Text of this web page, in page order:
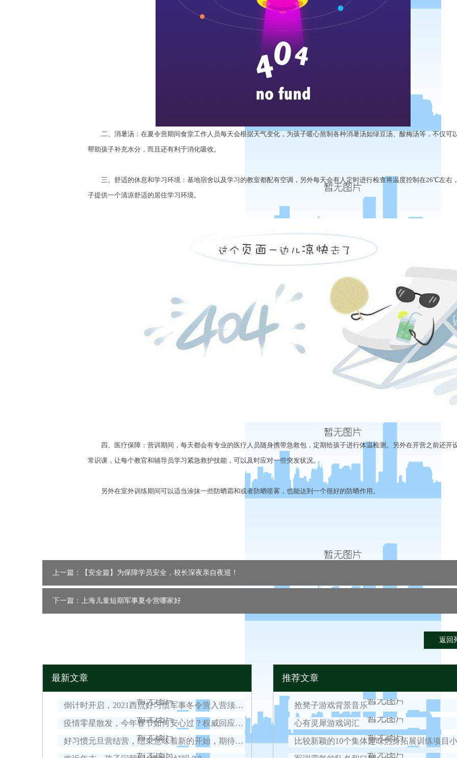
二、消暑汤：在夏令营期间食堂工作人员每天会根据天气变化，为孩子暖心熬制各种消暑汤如绿豆汤、酸梅汤等，不仅可
帮助孩子补充水分，而且还有利于消化吸收。
三、舒适的休息和学习环境：基地宿舍以及学习的教室都配有空调，另外每天会有人定时进行检查将温度控制在26℃左右
子提供一个清凉舒适的居住学习环境。
四、医疗保障：营训期间，每天都会有专业的医疗人员随身携带急救包，定期给孩子进行体温检测。另外在开营之前还开
常识课，让每个教官和辅导员学习紧急救护技能，可以及时应对一些突发状况。
另外在室外训练期间可以适当涂抹一些防晒霜和或者防晒喷雾，也能达到一个很好的防晒作用。
上一篇：【安全篇】为保障学员安全，校长深夜亲自夜巡！
下一篇：上海儿童短期军事夏令营哪家好
返回
最新文章
倒计时开启，2021西点好习惯军事冬令营入营须知！
疫情零星散发，今年春节如何安心过？权威回应来了！
好习惯元旦营结营，结束意味着新的开始，期待我们下一次的相遇！
推荐文章
抢凳子游戏背景音乐
心有灵犀游戏词汇
比较新颖的10个集体趣味热身拓展训练项目